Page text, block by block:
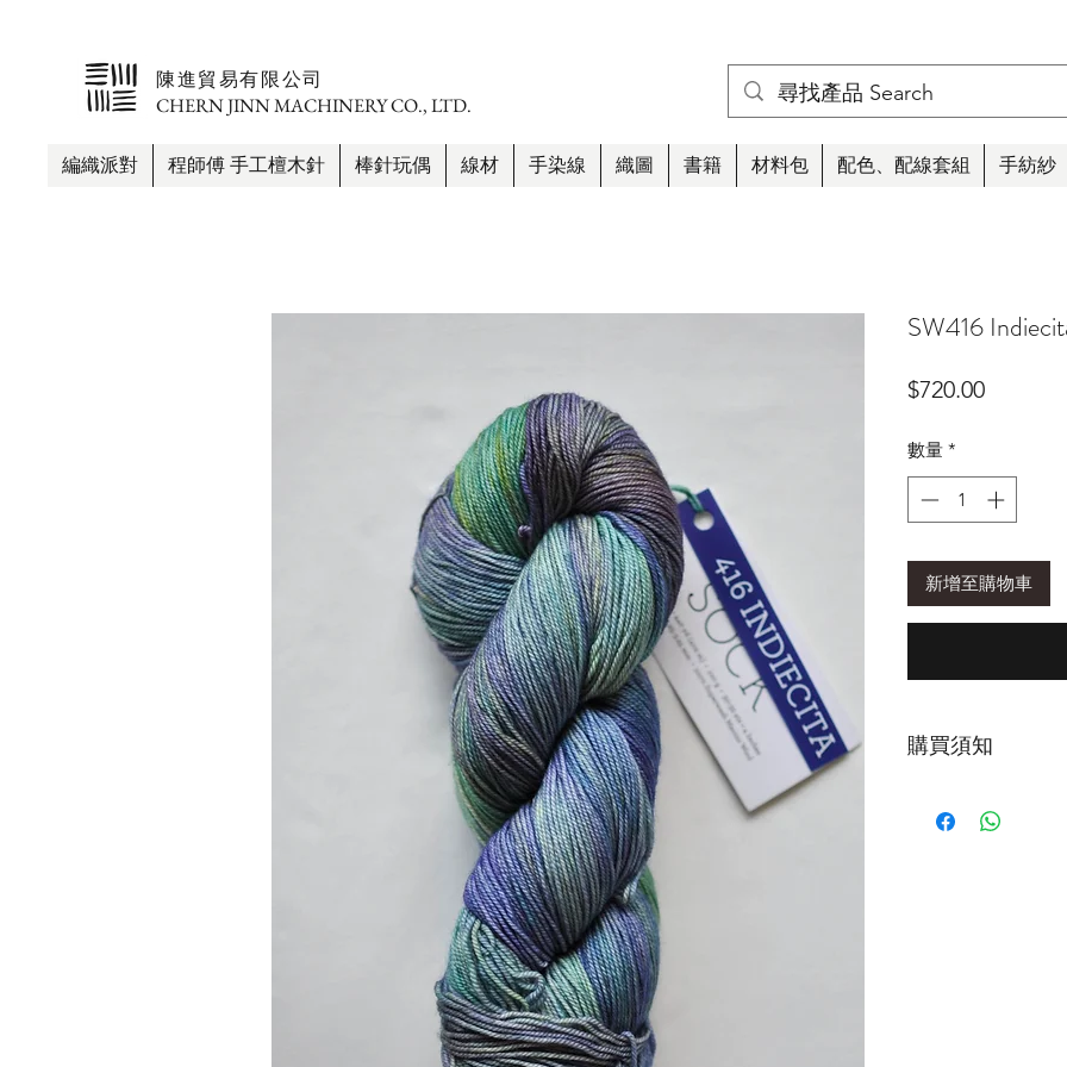
​陳進貿易有限公司
CHERN JINN MACHINERY CO., LTD.
編織派對 程師傅 手工檀木針 棒針玩偶 線材 手染線 織圖 書籍 材料包 配色、配線套組 手紡紗
SW416
$720.00價
數量 *
新增至購物車
購買須知
為正常現象。清洗